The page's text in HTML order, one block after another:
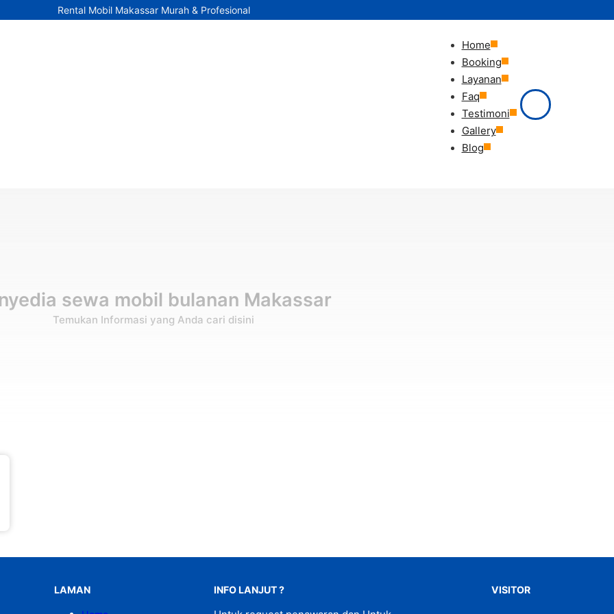
Rental Mobil Makassar Murah & Profesional
Home
Booking
Layanan
Faq
Testimoni
Gallery
Blog
sewa mobil bulanan Makassar
Temukan Informasi yang Anda cari disini
LAMAN INFO LANJUT ? VISITOR